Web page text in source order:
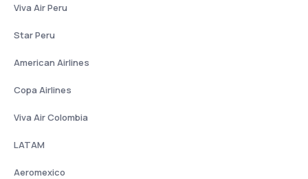
Viva Air Peru
Star Peru
American Airlines
Copa Airlines
Viva Air Colombia
LATAM
Aeromexico